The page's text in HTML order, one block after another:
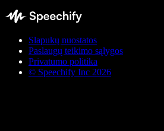
Slapukų nuostatos
Paslaugų teikimo sąlygos
Privatumo politika
© Speechify Inc 2026